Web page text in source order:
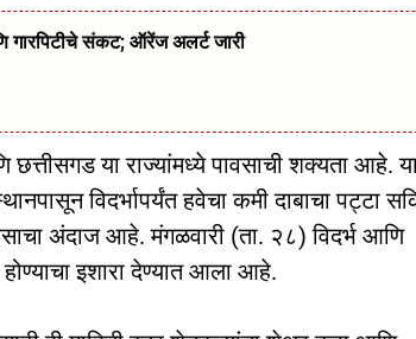
गारपिटीचे संकट; ऑरेंज अलर्ट जारी
या राज्यांमध्ये पावसाची शक्यता आहे.
विदर्भापर्यंत हवेचा कमी दाबाचा पट्टा
अंदाज आहे. मंगळवारी (ता. २८) विदर्भ आणि
इशारा देण्यात आला आहे.